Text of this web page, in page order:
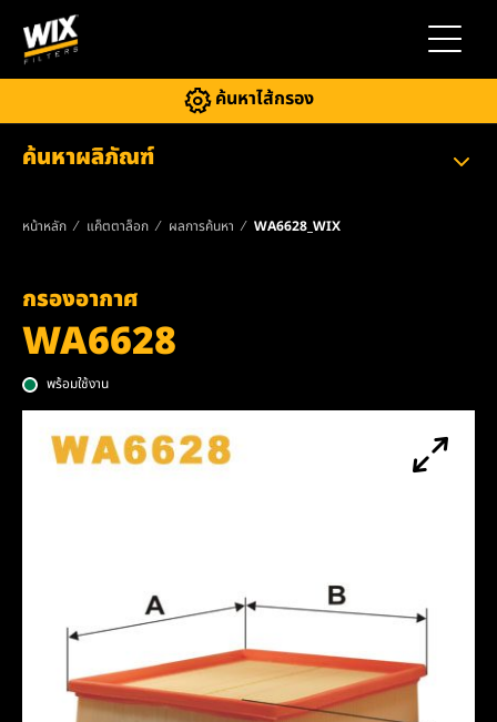
สลับการ
ค้นหาไส้กรอง
ค้นหาผลิภัณฑ์
หน้าหลัก แค็ตตาล็อก ผลการค้นหา WA6628_WIX
กรองอากาศ
WA6628
พร้อมใช้งาน